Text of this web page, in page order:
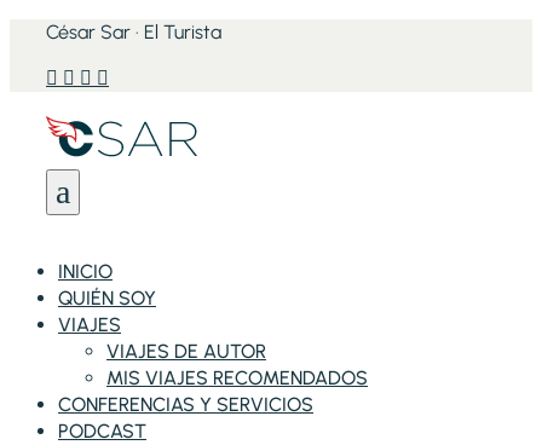
César Sar · El Turista
   
a
INICIO
QUIÉN SOY
VIAJES
VIAJES DE AUTOR
MIS VIAJES RECOMENDADOS
CONFERENCIAS Y SERVICIOS
PODCAST